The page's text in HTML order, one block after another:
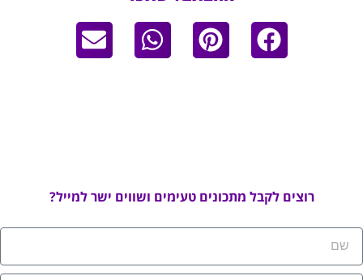
רוצים לקבל מתכונים טעימים ושווים ישר למייל?